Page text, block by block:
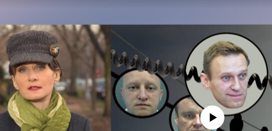
No media source currently